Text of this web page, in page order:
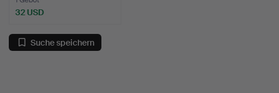
32 USD
Suche speichern